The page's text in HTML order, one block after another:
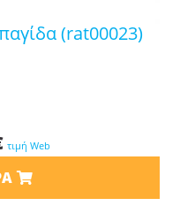
(rat00023)
τιμή Web